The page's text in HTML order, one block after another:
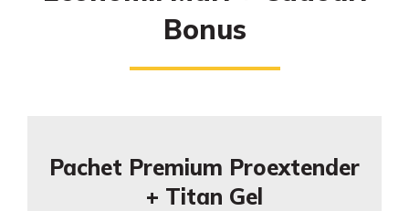
Bonus
Pachet Premium Proextender
+ Titan Gel